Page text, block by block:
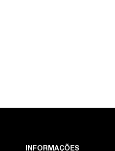
INFORMAÇÕES